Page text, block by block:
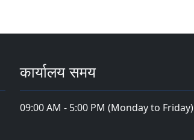
कार्यालय समय
09:00 AM - 5:00 PM (Monday to Friday)